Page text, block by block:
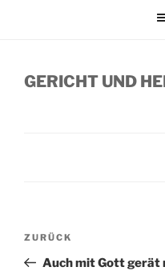
GERICHT UND
Vorheriger
Beitrag
ZURÜCK
Auch mit Gott gerät